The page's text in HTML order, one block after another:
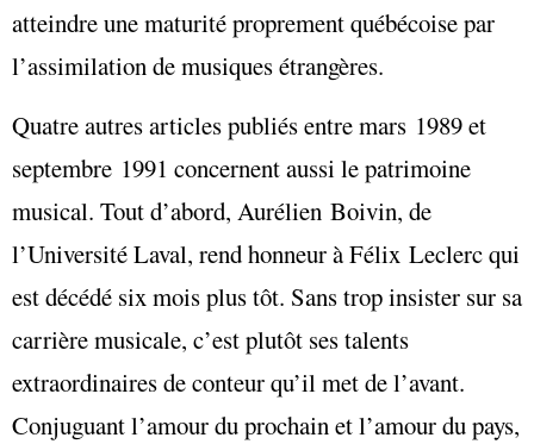
atteindre une maturité proprement québécoise par
l’assimilation de musiques étrangères.
Quatre autres articles publiés entre mars 1989 et
septembre 1991 concernent aussi le patrimoine
musical. Tout d’abord, Aurélien Boivin, de
l’Université Laval, rend honneur à Félix Leclerc qui
est décédé six mois plus tôt. Sans trop insister sur sa
carrière musicale, c’est plutôt ses talents
extraordinaires de conteur qu’il met de l’avant.
Conjuguant l’amour du prochain et l’amour du pays,